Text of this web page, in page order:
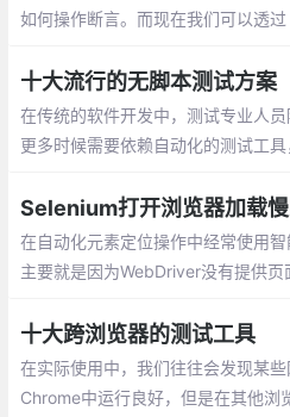
如何操作断言。而现在我们可以透
果，帮助 DEBUG。写测试代码，其
十大流行的无脚本测试方案
在传统的软件开发中，测试专业人​​员
更多时候需要依赖自动化的测试工
务而言
Selenium打开浏览器加载
在自动化元素定位操作中经常使用智
主要就是因为WebDriver没有提供
加载，结果发现我真是井底之蛙。
十大跨浏览器的测试工具
在实际使用中，我们往往会发现某
Chrome中运行良好，但是在其他浏